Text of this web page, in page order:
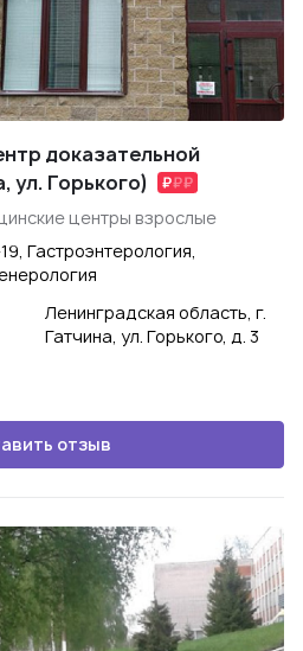
доказательной
ул. Горького)
центры взрослые
Гастроэнтерология,
Ленинградская область, г.
Гатчина, ул. Горького, д. 3
отзыв